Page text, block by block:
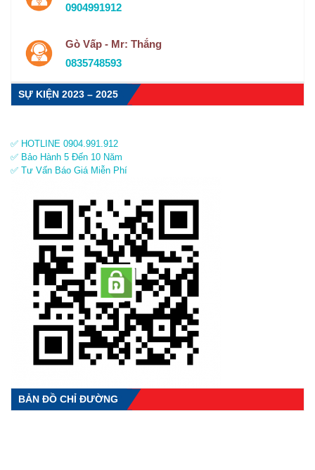
0904991912
Gò Vấp - Mr: Thắng
0835748593
SỰ KIỆN 2023 – 2025
✅ HOTLINE 0904.991.912
✅ Bảo Hành 5 Đến 10 Năm
✅ Tư Vấn Báo Giá Miễn Phí
BẢN ĐỒ CHỈ ĐƯỜNG